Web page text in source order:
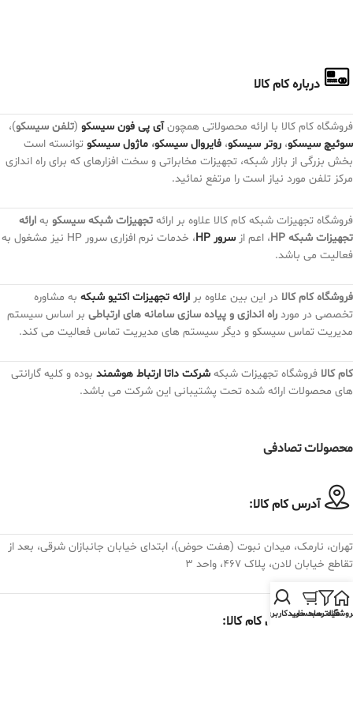
درباره کام کالا
فروشگاه کام کالا با ارائه محصولاتی همچونآی پی فون سیسکو (تلفن سیسکو)،
سوئیچ سیسکو، روتر سیسکو، فایروال سیسکو، ماژول سیسکو توانسته است
بخش بزرگی از بازار شبکه، تجهیزات مخابراتی و سخت افزارهای که برای راه اندازی
مرکز تلفن مورد نیاز است را مرتفع نمائید.
فروشگاه تجهیزات شبکه کام کالا علاوه بر ارائه تجهیزات شبکه سیسکو به ارائه
تجهیزات شبکه HP
، اعم از سرور HP
، خدمات نرم افزاری سرور HP نیز مشغول به
فعالیت می باشد.
فروشگاه کام کالا در این بین علاوه بر ارائه تجهیزات اکتیو شبکه به مشاوره
تخصصی در مورد راه اندازی و پیاده سازی سامانه های ارتباطی بر اساس سیستم
مدیریت تماس سیسکو و دیگر سیستم های مدیریت تماس فعالیت می کند.
کام کالا فروشگاه تجهیزات شبکه شرکت داتا ارتباط هوشمند بوده و کلیه گارانتی
های محصولات ارائه شده تحت پشتیبانی این شرکت می باشد.
محصولات تصادفی
آدرس کام کالا:
تهران، نارمک، میدان نبوت (هفت حوض)، ابتدای خیابان جانبازان شرقی، بعد از
تقاطع خیابان لادن، پلاک ۴۶۷، واحد ۳
تلفن تماس کام کالا:فیلترهاسبد خرید
حساب کاربری من